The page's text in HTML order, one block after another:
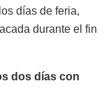
días de feria,
durante el fin
dos días con